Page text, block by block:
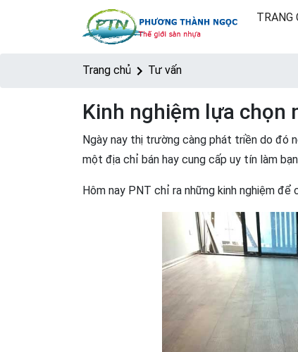
TRANG
Trang chủ Tư vấn
Kinh nghiệm lựa chọn
Ngày nay thị trường càng phát triền do đó
một địa chỉ bán hay cung cấp uy tín làm
Hôm nay PNT chỉ ra những kinh nghiệm để